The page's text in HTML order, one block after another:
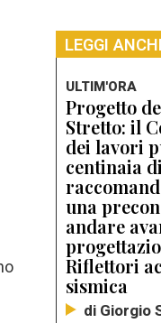
LEGGI
ULTIM'ORA
Progetto
Stretto: il
dei lavori
centinaia
una
andare
Riflettori
sismica
di Giorgio